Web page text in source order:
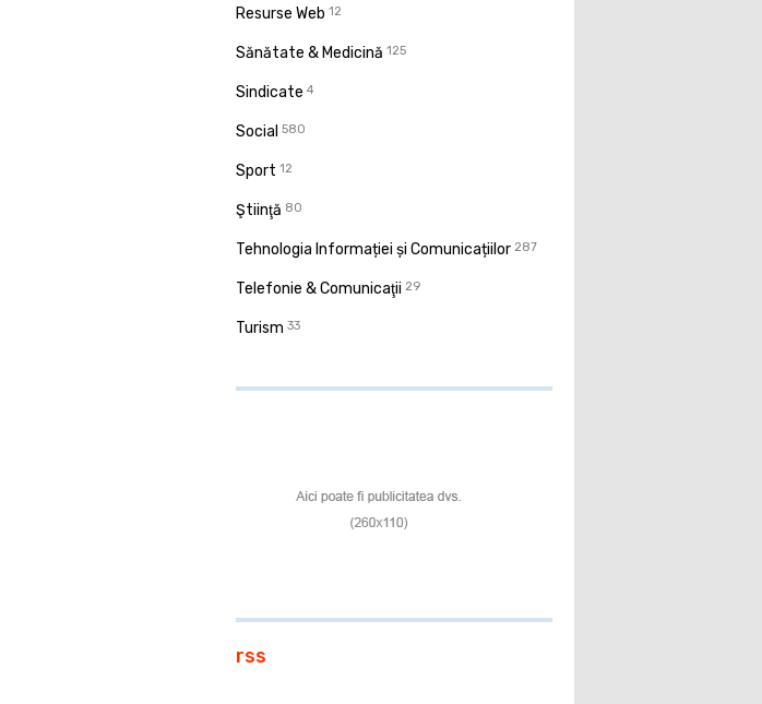
Resurse Web 12
Sănătate & Medicină 125
Sindicate 4
Social 580
Sport 12
Ştiinţă 80
Tehnologia Informației și Comunicațiilor 287
Telefonie & Comunicaţii 29
Turism 33
rss